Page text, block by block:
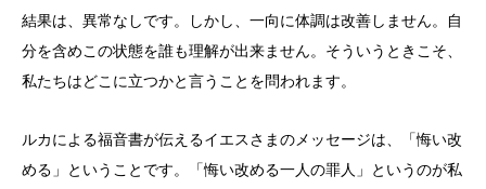
結果は、異常なしです。しかし、一向に体調は改善しません。自
分を含めこの状態を誰も理解が出来ません。そういうときこそ、
私たちはどこに立つかと言うことを問われます。
ルカによる福音書が伝えるイエスさまのメッセージは、「悔い改
める」ということです。「悔い改める一人の罪人」というのが私